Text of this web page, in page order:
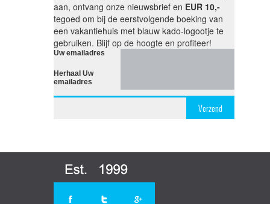
aan, ontvang onze nieuwsbrief en EUR 10,-
tegoed om bij de eerstvolgende boeking van
een vakantiehuis met blauw kado-logootje te
gebruiken. Blijf op de hoogte en profiteer!
Uw emailadres
Herhaal Uw
emailadres
Verzend